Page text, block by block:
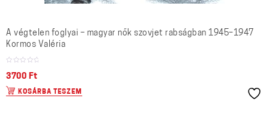
A végtelen foglyai – magyar nők szovjet rabságban 1945–1947
Kormos Valéria
3700 Ft
KOSÁRBA TESZEM